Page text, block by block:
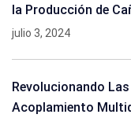
la Producción de
julio 3, 2024
Revolucionando
Acoplamiento